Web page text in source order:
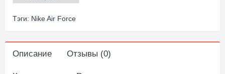
Тэги: Nike Air Force
Описание Отзывы (0)